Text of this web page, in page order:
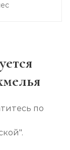
Записаться
по